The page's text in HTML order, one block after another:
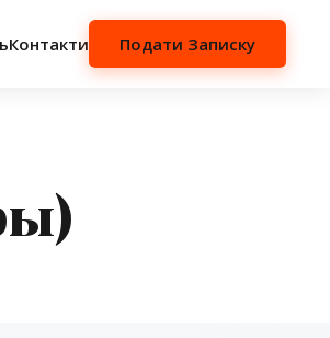
Контакти Подати Записку